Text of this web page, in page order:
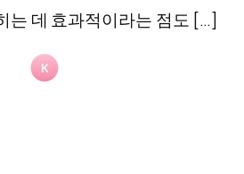
는 데 효과적이라는 점도 […]